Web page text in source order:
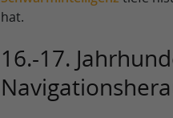
hat.
16.-17.